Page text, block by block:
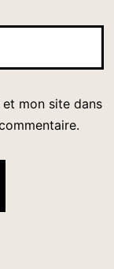
mon site dans